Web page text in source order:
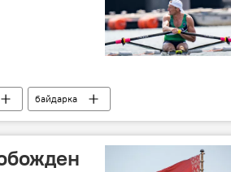
байдарка